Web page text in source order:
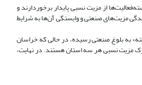
فعالیتها از مزیت نسبی پایدار برخوردارند و
مزیتهای صنعتی و وابستگی آنها به شرایط
به بلوغ صنعتی رسیده، در حالی که خراسان
مزیت نسبی هر سه استان هستند. در نهایت،